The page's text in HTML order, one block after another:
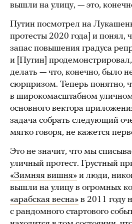
вышли на улицу, — это,
Путин посмотрел на
протесты 2020 года] и понял,
запас повышения градуса
и [Путин] продемонстрировал,
делать — что, конечно, было
сюрпризом. Теперь понятно,
в широкомасштабном
основного вектора
задача собрать следующий
мягко говоря, не кажется
Это не значит, что мы
уличный протест. Грустный
«Зимняя вишня» и люди,
вышли на улицу в огромных
«арабская весна» в 2011 году
с рандомного стартового